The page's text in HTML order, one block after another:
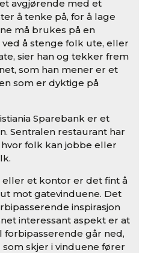
avgjørende med et
å tenke på, for å lage
må brukes på en
å stenge folk ute, eller
sier han og tekker frem
som han mener er et
som er dyktige på
Sparebank er et
Sentralen restaurant har
folk kan jobbe eller
eller et kontor er det fint å
mot gatevinduene. Det
inspirasjon
interessant aspekt er at
går ned,
skjer i vinduene fører